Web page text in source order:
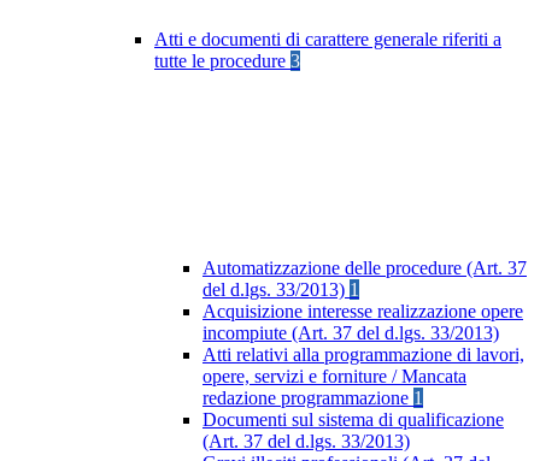
Atti e documenti di carattere generale riferiti a
tutte le procedure 3
Automatizzazione delle procedure (Art. 37
del d.lgs. 33/2013) 1
Acquisizione interesse realizzazione opere
incompiute (Art. 37 del d.lgs. 33/2013)
Atti relativi alla programmazione di lavori,
opere, servizi e forniture / Mancata
redazione programmazione 1
Documenti sul sistema di qualificazione
(Art. 37 del d.lgs. 33/2013)